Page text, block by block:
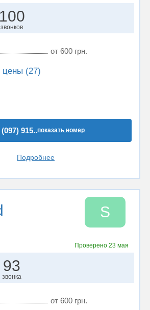
100
звонков
от 600 грн.
(27)
915..показать номер
Подробнее
S
Проверено 23 мая
93
звонка
от 600 грн.